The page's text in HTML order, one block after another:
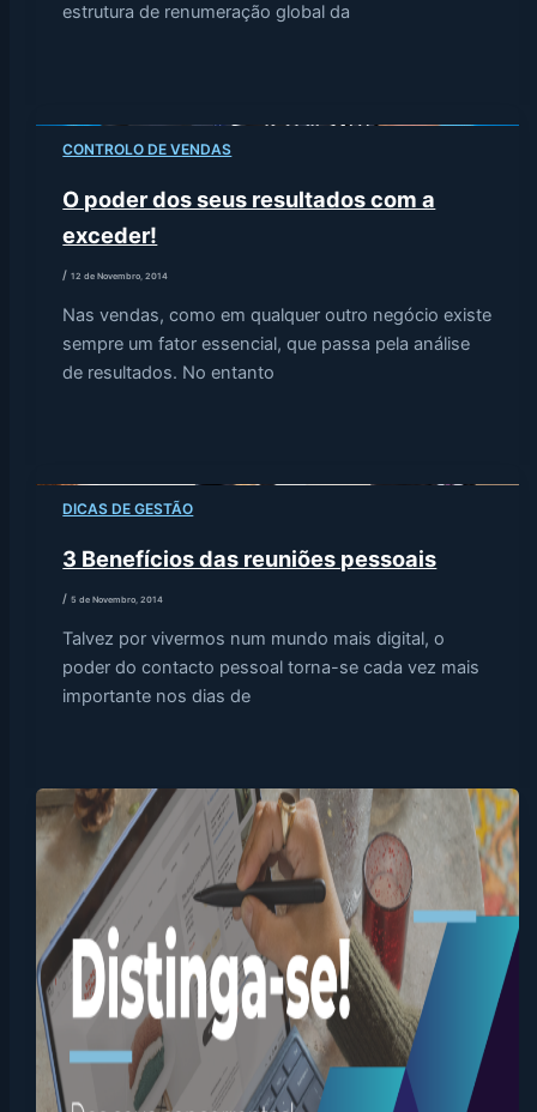
estrutura de renumeração global da
CONTROLO DE VENDAS
O poder dos seus resultados com a
exceder!
/12 de Novembro, 2014
Nas vendas, como em qualquer outro negócio existe
sempre um fator essencial, que passa pela análise
de resultados. No entanto
DICAS DE GESTÃO
3 Benefícios das reuniões pessoais
/5 de Novembro, 2014
Talvez por vivermos num mundo mais digital, o
poder do contacto pessoal torna-se cada vez mais
importante nos dias de